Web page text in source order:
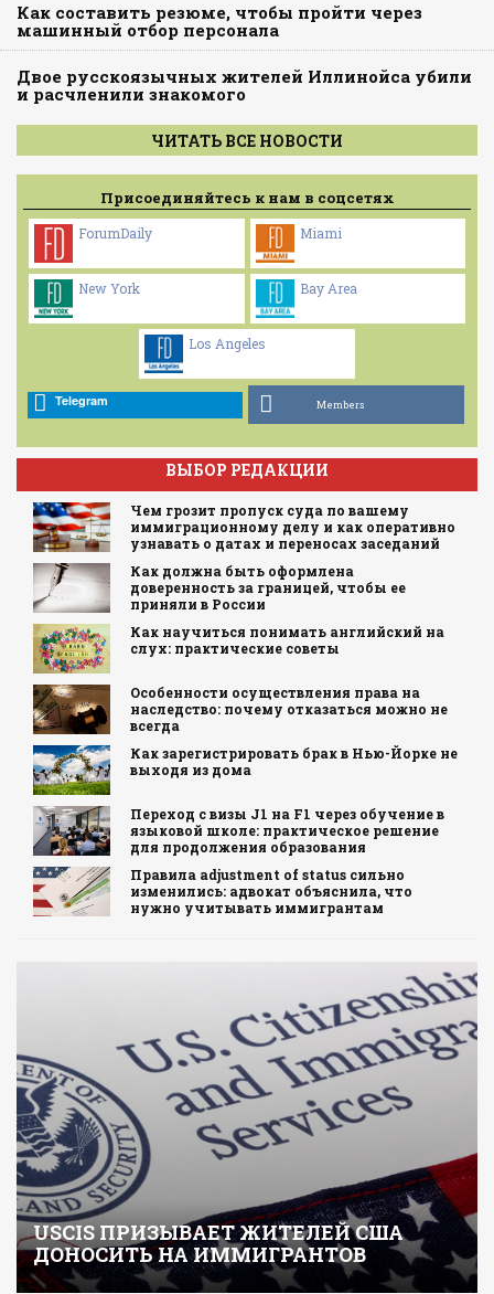
Как составить резюме, чтобы пройти через
машинный отбор персонала
Двое русскоязычных жителей Иллинойса убили
и расчленили знакомого
ЧИТАТЬ ВСЕ НОВОСТИ
Присоединяйтесь к нам в соцсетях
ForumDaily Miami
New York Bay Area
Los Angeles
Telegram Members
ВЫБОР РЕДАКЦИИ
Чем грозит пропуск суда по вашему
иммиграционному делу и как оперативно
узнавать о датах и переносах заседаний
Как должна быть оформлена
доверенность за границей, чтобы ее
приняли в России
Как научиться понимать английский на
слух: практические советы
Особенности осуществления права на
наследство: почему отказаться можно не
всегда
Как зарегистрировать брак в Нью-Йорке не
выходя из дома
Переход с визы J1 на F1 через обучение в
языковой школе: практическое решение
для продолжения образования
Правила adjustment of status сильно
изменились: адвокат объяснила, что
нужно учитывать иммигрантам
USCIS ПРИЗЫВАЕТ ЖИТЕЛЕЙ США
ДОНОСИТЬ НА ИММИГРАНТОВ